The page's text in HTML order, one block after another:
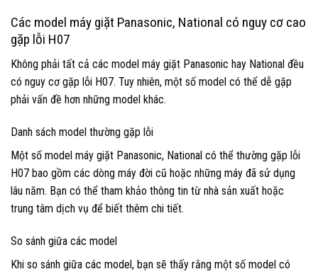
Các model máy giặt Panasonic, National có nguy cơ cao
gặp lỗi H07
Không phải tất cả các model máy giặt Panasonic hay National đều
có nguy cơ gặp lỗi H07. Tuy nhiên, một số model có thể dễ gặp
phải vấn đề hơn những model khác.
Danh sách model thường gặp lỗi
Một số model máy giặt Panasonic, National có thể thường gặp lỗi
H07 bao gồm các dòng máy đời cũ hoặc những máy đã sử dụng
lâu năm. Bạn có thể tham khảo thông tin từ nhà sản xuất hoặc
trung tâm dịch vụ để biết thêm chi tiết.
So sánh giữa các model
Khi so sánh giữa các model, bạn sẽ thấy rằng một số model có